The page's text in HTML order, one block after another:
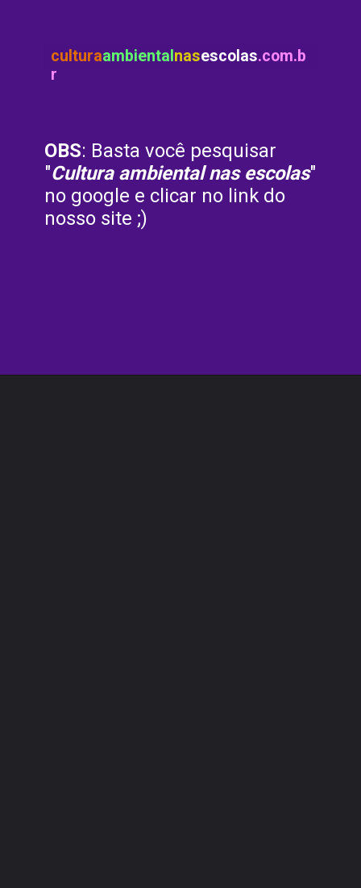
culturaambiental nasescolas.com.b
r
OBS: Basta você pesquisar
"Cultura ambiental nas escolas"
no google e clicar no link do
nosso site ;)